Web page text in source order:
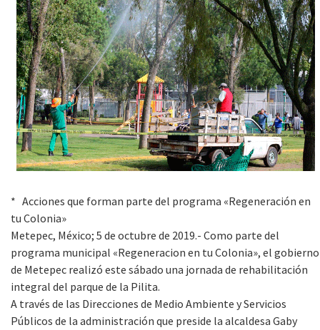
* Acciones que forman parte del programa «Regeneración en
tu Colonia»
Metepec, México; 5 de octubre de 2019.- Como parte del
programa municipal «Regeneracion en tu Colonia», el gobierno
de Metepec realizó este sábado una jornada de rehabilitación
integral del parque de la Pilita.
A través de las Direcciones de Medio Ambiente y Servicios
Públicos de la administración que preside la alcaldesa Gaby